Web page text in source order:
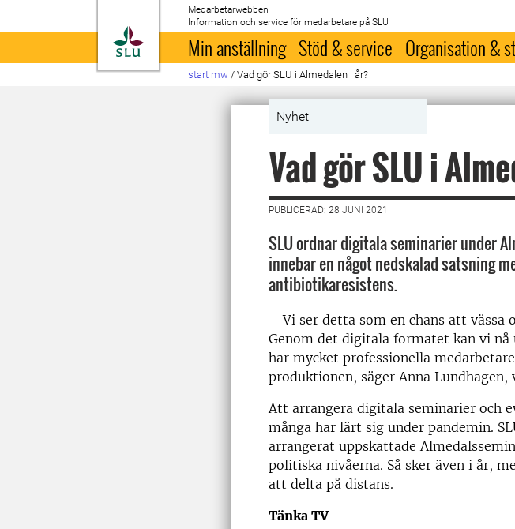
Till startsida
Medarbetarwebben
Information och service för medarbetare på SLU
Min anställning Stöd & service Organisation &
start mw / Vad gör SLU i Almedalen i år?
Nyhet
Vad gör SLU i
PUBLICERAD: 28 JUNI 2021
SLU ordnar digitala seminarier under
innebar en något nedskalad satsning
antibiotikaresistens.
– Vi ser detta som en chans att vässa
Genom det digitala formatet kan vi
har mycket professionella
produktionen, säger Anna
Att arrangera digitala seminarier och
många har lärt sig under pandemin.
arrangerat uppskattade
politiska nivåerna. Så sker även i år,
att delta på distans.
Tänka TV